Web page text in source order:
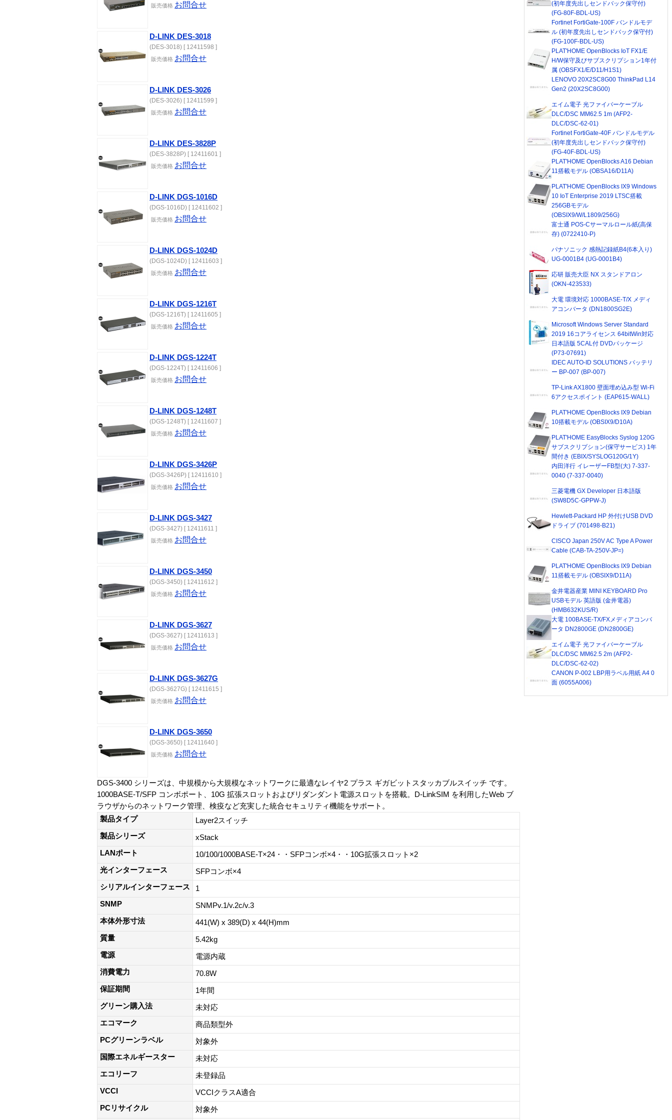
販売価格 お問合せ
D-LINK DES-3018
(DES-3018) [ 12411598 ]
販売価格 お問合せ
D-LINK DES-3026
(DES-3026) [ 12411599 ]
販売価格 お問合せ
D-LINK DES-3828P
(DES-3828P) [ 12411601 ]
販売価格 お問合せ
D-LINK DGS-1016D
(DGS-1016D) [ 12411602 ]
販売価格 お問合せ
D-LINK DGS-1024D
(DGS-1024D) [ 12411603 ]
販売価格 お問合せ
D-LINK DGS-1216T
(DGS-1216T) [ 12411605 ]
販売価格 お問合せ
D-LINK DGS-1224T
(DGS-1224T) [ 12411606 ]
販売価格 お問合せ
D-LINK DGS-1248T
(DGS-1248T) [ 12411607 ]
販売価格 お問合せ
D-LINK DGS-3426P
(DGS-3426P) [ 12411610 ]
販売価格 お問合せ
D-LINK DGS-3427
(DGS-3427) [ 12411611 ]
販売価格 お問合せ
D-LINK DGS-3450
(DGS-3450) [ 12411612 ]
販売価格 お問合せ
D-LINK DGS-3627
(DGS-3627) [ 12411613 ]
販売価格 お問合せ
D-LINK DGS-3627G
(DGS-3627G) [ 12411615 ]
販売価格 お問合せ
D-LINK DGS-3650
(DGS-3650) [ 12411640 ]
販売価格 お問合せ
DGS-3400 シリーズは、中規模から大規模なネットワークに最適なレイヤ2 プラス ギガビットスタッカブルスイッチ です。
1000BASE-T/SFP コンボポート、10G 拡張スロットおよびリダンダント電源スロットを搭載。D-LinkSIM を利用したWeb ブ
ラウザからのネットワーク管理、検疫など充実した統合セキュリティ機能をサポート。
製品タイプ
Layer2スイッチ
製品シリーズ
xStack
LANポート
10/100/1000BASE-T×24・・SFPコンボ×4・・10G拡張スロット×2
光インターフェース
SFPコンボ×4
シリアルインターフェース
1
SNMP
SNMPv.1/v.2c/v.3
本体外形寸法
441(W) x 389(D) x 44(H)mm
質量
5.42kg
電源
電源内蔵
消費電力
70.8W
保証期間
1年間
グリーン購入法
未対応
エコマーク
商品類型外
PCグリーンラベル
対象外
国際エネルギースター
未対応
エコリーフ
未登録品
VCCI
VCCIクラスA適合
PCリサイクル
対象外
(初年度先出しセンドバック保守付)
(FG-80F-BDL-US)
Fortinet FortiGate-100F バンドルモデ
ル (初年度先出しセンドバック保守付)
(FG-100F-BDL-US)
PLAT'HOME OpenBlocks IoT FX1/E
H/W保守及びサブスクリプション1年付
属 (OBSFX1/E/D11/H1S1)
LENOVO 20X2SC8G00 ThinkPad L14
Gen2 (20X2SC8G00)
エイム電子 光ファイバーケーブル
DLC/DSC MM62.5 1m (AFP2-
DLC/DSC-62-01)
Fortinet FortiGate-40F バンドルモデル
(初年度先出しセンドバック保守付)
(FG-40F-BDL-US)
PLAT'HOME OpenBlocks A16 Debian
11搭載モデル (OBSA16/D11A)
PLAT'HOME OpenBlocks IX9 Windows
10 IoT Enterprise 2019 LTSC搭載
256GBモデル
(OBSIX9/W/L1809/256G)
富士通 POS-Cサーマルロール紙(高保
存) (0722410-P)
パナソニック 感熱記録紙B4(6本入り)
UG-0001B4 (UG-0001B4)
応研 販売大臣 NX スタンドアロン
(OKN-423533)
大電 環境対応 1000BASE-T/X メディ
アコンバータ (DN1800SG2E)
Microsoft Windows Server Standard
2019 16コアライセンス 64bitWin対応
日本語版 5CAL付 DVDパッケージ
(P73-07691)
IDEC AUTO-ID SOLUTIONS バッテリ
ー BP-007 (BP-007)
TP-Link AX1800 壁面埋め込み型 Wi-Fi
6アクセスポイント (EAP615-WALL)
PLAT'HOME OpenBlocks IX9 Debian
10搭載モデル (OBSIX9/D10A)
PLAT'HOME EasyBlocks Syslog 120G
サブスクリプション(保守サービス) 1年
間付き (EBIX/SYSLOG120G/1Y)
内田洋行 イレーザーFB型(大) 7-337-
0040 (7-337-0040)
三菱電機 GX Developer 日本語版
(SW8D5C-GPPW-J)
Hewlett-Packard HP 外付けUSB DVD
ドライブ (701498-B21)
CISCO Japan 250V AC Type A Power
Cable (CAB-TA-250V-JP=)
PLAT'HOME OpenBlocks IX9 Debian
11搭載モデル (OBSIX9/D11A)
金井電器産業 MINI KEYBOARD Pro
USBモデル 英語版 (金井電器)
(HMB632KUS/R)
大電 100BASE-TX/FXメディアコンバ
ータ DN2800GE (DN2800GE)
エイム電子 光ファイバーケーブル
DLC/DSC MM62.5 2m (AFP2-
DLC/DSC-62-02)
CANON P-002 LBP用ラベル用紙 A4 0
面 (6055A006)